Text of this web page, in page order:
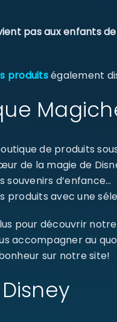
pas aux enfants
produitségalement
de produits
de la magie de
d’enfance…
produits avec une
pour découvrir
accompagner au
sur notre site!